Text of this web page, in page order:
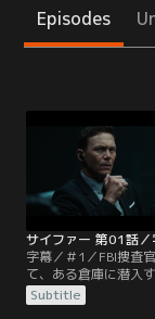
Episodes
サイファー 第01話／
字幕／＃1／FBI捜査
て、ある倉庫に潜入
何か証拠を消した後
まう。現場からは謎
Subtitle